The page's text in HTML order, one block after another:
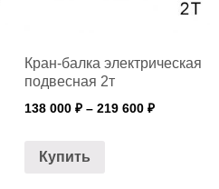
Кран-балка электрическая
подвесная 2т
138 000 ₽– 219 600 ₽
Купить